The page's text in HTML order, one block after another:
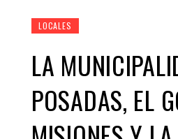
LOCALES
LA
POSADAS, EL